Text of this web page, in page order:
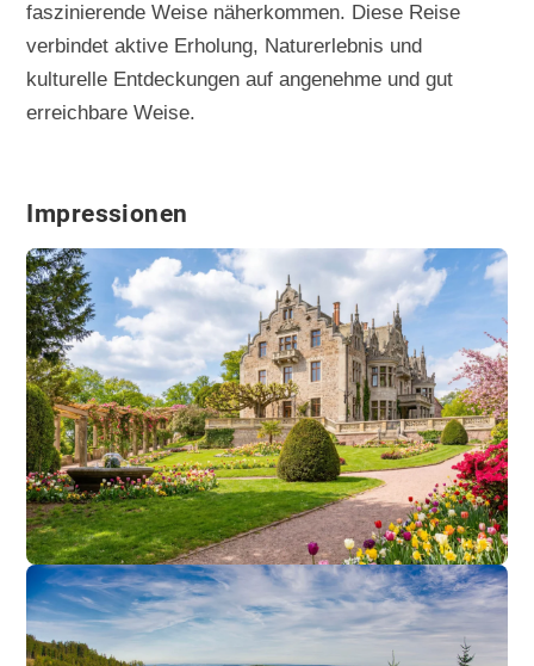
faszinierende Weise näherkommen. Diese Reise
verbindet aktive Erholung, Naturerlebnis und
kulturelle Entdeckungen auf angenehme und gut
erreichbare Weise.
Impressionen